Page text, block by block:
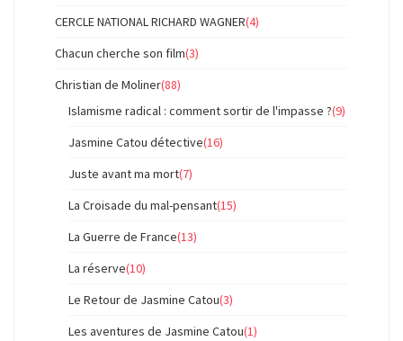
CERCLE NATIONAL RICHARD WAGNER(4)
Chacun cherche son film(3)
Christian de Moliner(88)
Islamisme radical : comment sortir de l'impasse ?(9)
Jasmine Catou détective(16)
Juste avant ma mort(7)
La Croisade du mal-pensant(15)
La Guerre de France(13)
La réserve(10)
Le Retour de Jasmine Catou(3)
Les aventures de Jasmine Catou(1)